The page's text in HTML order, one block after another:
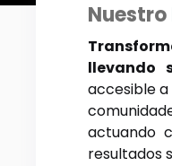
Nuestro
llevando
accesible
actuando
resultados